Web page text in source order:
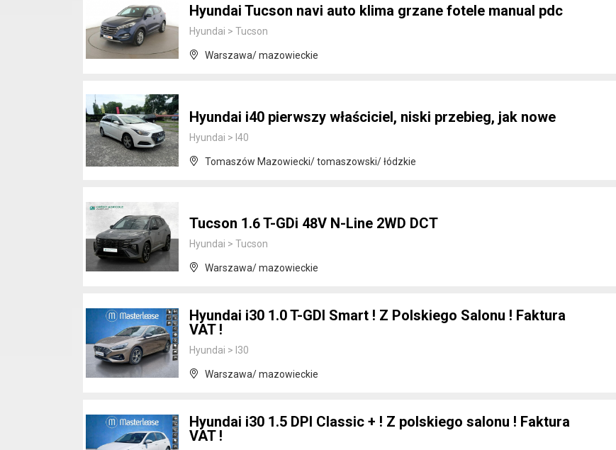
Hyundai Tucson navi auto klima grzane fotele manual pdc
Hyundai > Tucson
Warszawa/ mazowieckie
Hyundai i40 pierwszy właściciel, niski przebieg, jak nowe
Hyundai > I40
Tomaszów Mazowiecki/ tomaszowski/ łódzkie
Tucson 1.6 T-GDi 48V N-Line 2WD DCT
Hyundai > Tucson
Warszawa/ mazowieckie
Hyundai i30 1.0 T-GDI Smart ! Z Polskiego Salonu ! Faktura
VAT !
Hyundai > I30
Warszawa/ mazowieckie
Hyundai i30 1.5 DPI Classic + ! Z polskiego salonu ! Faktura
VAT !